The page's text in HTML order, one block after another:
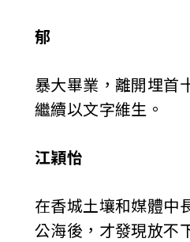
郁
暴大畢業，離開埋首
繼續以文字維生。
江穎怡
在香城土壤和媒體中
公海後，才發現放不